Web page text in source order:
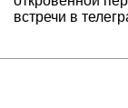
встречи в